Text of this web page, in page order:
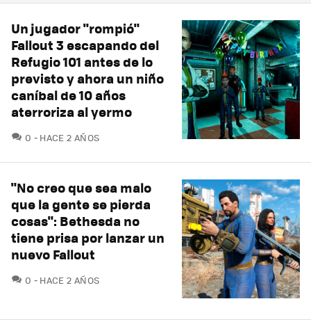
Un jugador "rompió"
Fallout 3 escapando del
Refugio 101 antes de lo
previsto y ahora un niño
caníbal de 10 años
aterroriza al yermo
0 COMENTARIOS
HACE 2 AÑOS
"No creo que sea malo
que la gente se pierda
cosas": Bethesda no
tiene prisa por lanzar un
nuevo Fallout
0 COMENTARIOS
HACE 2 AÑOS